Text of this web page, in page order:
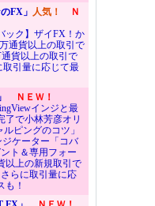
FX」 人気！
Ｎ
ック】ザイFX！か
通貨以上の取引で
貨以上の取引で
取引量に応じて最
ＮＥＷ！
インジと最
了で小林芳彦オリ
ピングのコツ」
ジケーター「コバ
ト＆専用フォー
以上の新規取引で
らに取引量に応
も！